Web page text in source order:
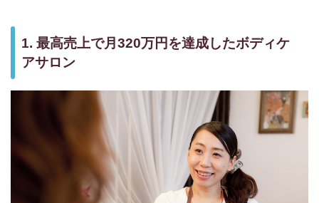
1. 最高売上で月320万円を達成したボディケ
アサロン